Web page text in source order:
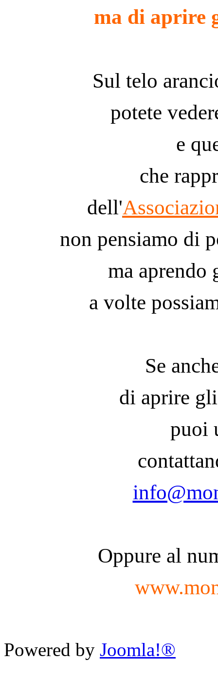
ma di aprire
Sul telo
potete
e
che
dell'
non pensiamo di
ma aprendo
a volte p
Se
di aprire
puoi
Oppure al
Powered by Joomla!®